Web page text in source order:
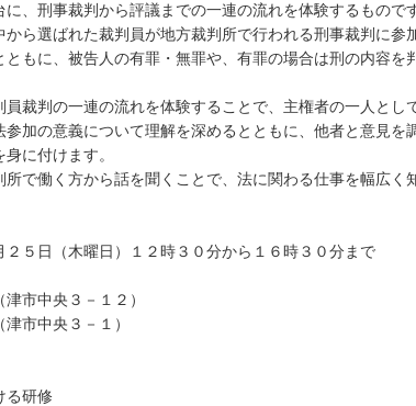
、刑事裁判から評議までの一連の流れを体験するものです
ら選ばれた裁判員が地方裁判所で行われる刑事裁判に参
人の有罪・無罪や、有罪の場合は刑の内容を判
裁判の一連の流れを体験することで、主権者の一人とし
について理解を深めるとともに、他者と意見を調
けます。
方から話を聞くことで、法に関わる仕事を幅広く知
５日（木曜日）１２時３０分から１６時３０分まで
市中央３－１２）
央３－１）
研修